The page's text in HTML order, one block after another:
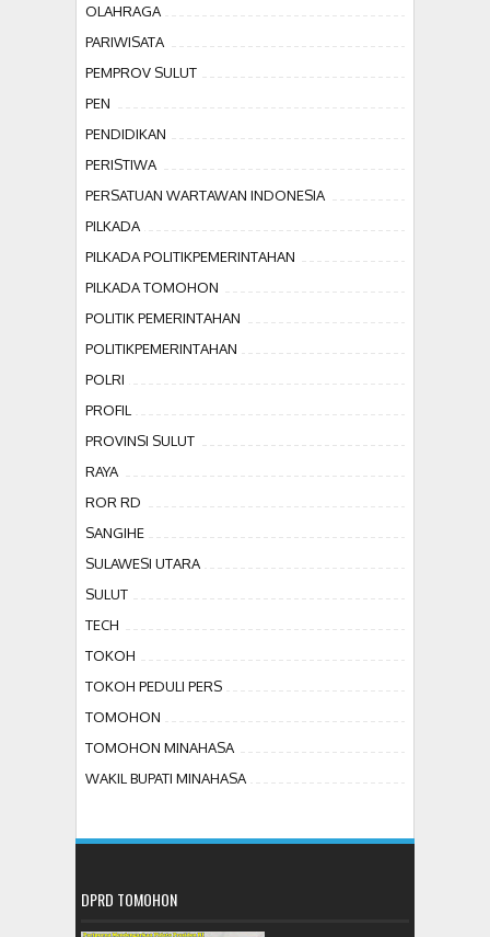
OLAHRAGA
PARIWISATA
PEMPROV SULUT
PEN
PENDIDIKAN
PERISTIWA
PERSATUAN WARTAWAN INDONESIA
PILKADA
PILKADA POLITIKPEMERINTAHAN
PILKADA TOMOHON
POLITIK PEMERINTAHAN
POLITIKPEMERINTAHAN
POLRI
PROFIL
PROVINSI SULUT
RAYA
ROR RD
SANGIHE
SULAWESI UTARA
SULUT
TECH
TOKOH
TOKOH PEDULI PERS
TOMOHON
TOMOHON MINAHASA
WAKIL BUPATI MINAHASA
DPRD TOMOHON